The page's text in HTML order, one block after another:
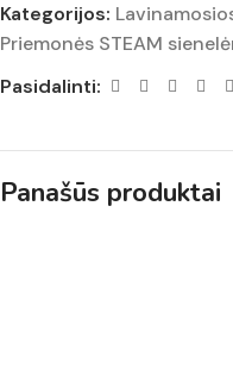
Kategorijos:
Priemonės STEAM
Pasidalinti:
Panašūs produktai